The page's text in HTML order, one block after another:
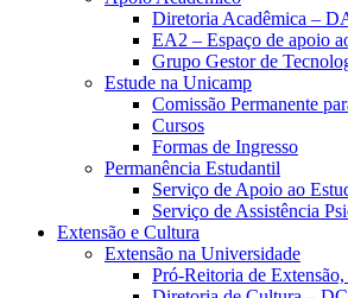
Diretoria Acadêmica –
EA2 – Espaço de apoio
Grupo Gestor de
Estude na Unicamp
Comissão Permanente
Cursos
Formas de Ingresso
Permanência Estudantil
Serviço de Apoio ao
Serviço de Assistência
Extensão e Cultura
Extensão na Universidade
Pró-Reitoria de